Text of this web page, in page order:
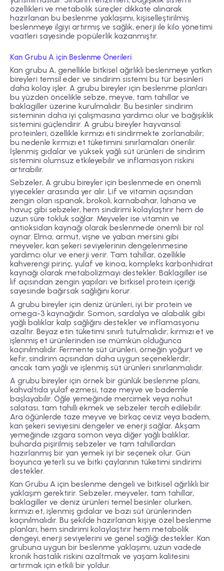
özellikleri ve metabolik süreçler dikkate alınarak
hazırlanan bu beslenme yaklaşımı, kişiselleştirilmiş
beslenmeye ilgiyi artırmış ve sağlık, enerji ile kilo yönetimi
vaatleri sayesinde popülerlik kazanmıştır.
Kan Grubu A için Beslenme Önerileri
Kan grubu A, genellikle bitkisel ağırlıklı beslenmeye yatkın
bireyleri temsil eder ve sindirim sistemi bu tür besinleri
daha kolay işler. A grubu bireyler için beslenme planları
bu yüzden öncelikle sebze, meyve, tam tahıllar ve
baklagiller üzerine kurulmalıdır. Bu besinler sindirim
sisteminin daha iyi çalışmasına yardımcı olur ve bağışıklık
sistemini güçlendirir. A grubu bireyler hayvansal
proteinleri, özellikle kırmızı eti sindirmekte zorlanabilir;
bu nedenle kırmızı et tüketimini sınırlamaları önerilir.
İşlenmiş gıdalar ve yüksek yağlı süt ürünleri de sindirim
sistemini olumsuz etkileyebilir ve inflamasyon riskini
artırabilir.
Sebzeler, A grubu bireyler için beslenmede en önemli
yiyecekler arasında yer alır. Lif ve vitamin açısından
zengin olan ıspanak, brokoli, karnabahar, lahana ve
havuç gibi sebzeler, hem sindirimi kolaylaştırır hem de
uzun süre tokluk sağlar. Meyveler ise vitamin ve
antioksidan kaynağı olarak beslenmede önemli bir rol
oynar. Elma, armut, vişne ve yaban mersini gibi
meyveler, kan şekeri seviyelerinin dengelenmesine
yardımcı olur ve enerji verir. Tam tahıllar, özellikle
kahverengi pirinç, yulaf ve kinoa, kompleks karbonhidrat
kaynağı olarak metabolizmayı destekler. Baklagiller ise
lif açısından zengin yapıları ve bitkisel protein içeriği
sayesinde bağırsak sağlığını korur.
A grubu bireyler için deniz ürünleri, iyi bir protein ve
omega-3 kaynağıdır. Somon, sardalya ve alabalık gibi
yağlı balıklar kalp sağlığını destekler ve inflamasyonu
azaltır. Beyaz etin tüketimi sınırlı tutulmalıdır; kırmızı et ve
işlenmiş et ürünlerinden ise mümkün olduğunca
kaçınılmalıdır. Fermente süt ürünleri, örneğin yoğurt ve
kefir, sindirim açısından daha uygun seçeneklerdir;
ancak tam yağlı ve işlenmiş süt ürünleri sınırlanmalıdır.
A grubu bireyler için örnek bir günlük beslenme planı,
kahvaltıda yulaf ezmesi, taze meyve ve bademle
başlayabilir. Öğle yemeğinde mercimek veya nohut
salatası, tam tahıllı ekmek ve sebzeler tercih edilebilir.
Ara öğünlerde taze meyve ve birkaç ceviz veya badem,
kan şekeri seviyesini dengeler ve enerji sağlar. Akşam
yemeğinde ızgara somon veya diğer yağlı balıklar,
buharda pişirilmiş sebzeler ve tam tahıllardan
hazırlanmış bir yan yemek iyi bir seçenek olur. Gün
boyunca yeterli su ve bitki çaylarının tüketimi sindirimi
destekler.
Kan Grubu A için beslenme dengeli ve bitkisel ağırlıklı bir
yaklaşım gerektirir. Sebzeler, meyveler, tam tahıllar,
baklagiller ve deniz ürünleri temel besinler olurken,
kırmızı et, işlenmiş gıdalar ve bazı süt ürünlerinden
kaçınılmalıdır. Bu şekilde hazırlanan kişiye özel beslenme
planları, hem sindirimi kolaylaştırır hem metabolik
dengeyi, enerji seviyelerini ve genel sağlığı destekler. Kan
grubuna uygun bir beslenme yaklaşımı, uzun vadede
kronik hastalık riskini azaltmak ve yaşam kalitesini
artırmak için etkili bir yoldur.